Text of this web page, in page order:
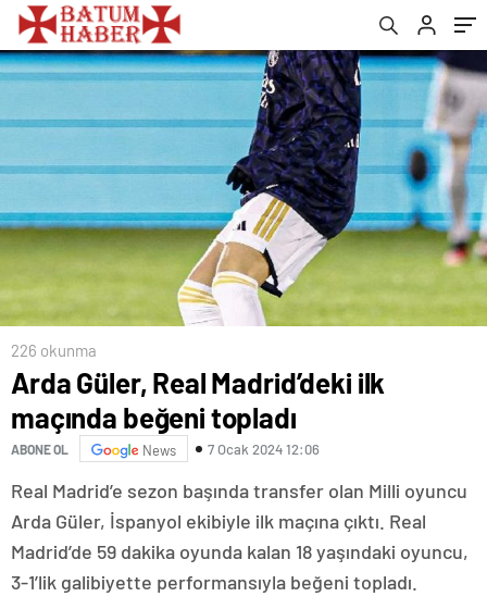
226 okunma
Arda Güler, Real Madrid’deki ilk
maçında beğeni topladı
ABONE OL News 7 Ocak 2024 12:06
Real Madrid’e sezon başında transfer olan Milli oyuncu
Arda Güler, İspanyol ekibiyle ilk maçına çıktı. Real
Madrid’de 59 dakika oyunda kalan 18 yaşındaki oyuncu,
3-1’lik galibiyette performansıyla beğeni topladı.